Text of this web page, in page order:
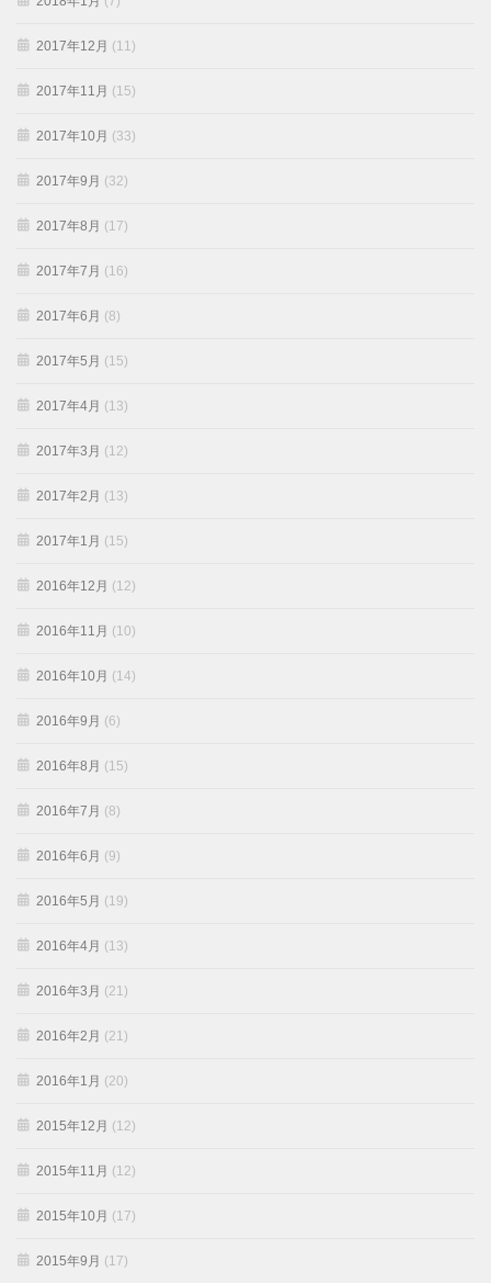
2017年12月 (11)
2017年11月 (15)
2017年10月 (33)
2017年9月 (32)
2017年8月 (17)
2017年7月 (16)
2017年6月 (8)
2017年5月 (15)
2017年4月 (13)
2017年3月 (12)
2017年2月 (13)
2017年1月 (15)
2016年12月 (12)
2016年11月 (10)
2016年10月 (14)
2016年9月 (6)
2016年8月 (15)
2016年7月 (8)
2016年6月 (9)
2016年5月 (19)
2016年4月 (13)
2016年3月 (21)
2016年2月 (21)
2016年1月 (20)
2015年12月 (12)
2015年11月 (12)
2015年10月 (17)
2015年9月 (17)